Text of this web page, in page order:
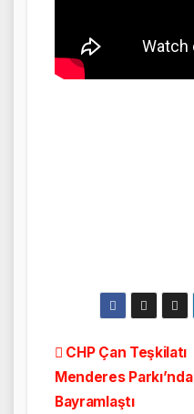
Yazı
gezinmesi
CHP Çan Teşkilatı
Menderes Parkı’nda
Bayramlaştı